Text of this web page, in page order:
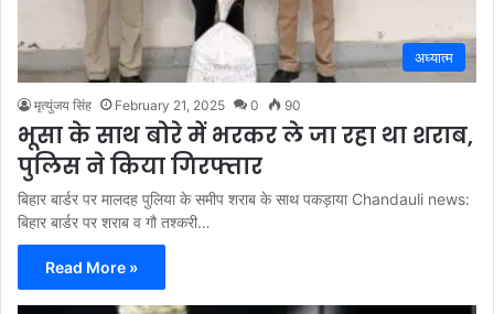
अध्यात्म
मृत्युंजय सिंह February 21, 2025 0 90
भूसा के साथ बोरे में भरकर ले जा रहा था शराब,
पुलिस ने किया गिरफ्तार
बिहार बार्डर पर मालदह पुलिया के समीप शराब के साथ पकड़ाया Chandauli news:
बिहार बार्डर पर शराब व गौ तश्करी…
Read More »